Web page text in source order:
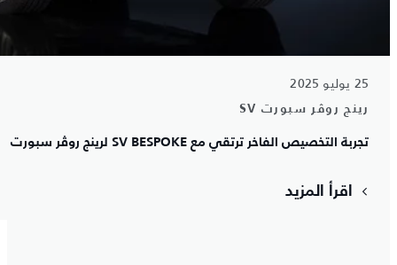
25 يوليو 2025
رينج روڤر سبورت SV
تجربة التخصيص الفاخر ترتقي مع SV BESPOKE لرينج روڤر سبورت
اقرأ المزيد